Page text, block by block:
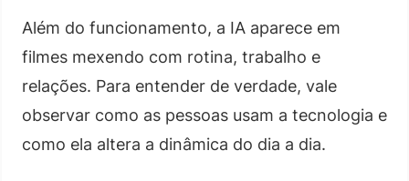
Além do funcionamento, a IA aparece em
filmes mexendo com rotina, trabalho e
relações. Para entender de verdade, vale
observar como as pessoas usam a tecnologia e
como ela altera a dinâmica do dia a dia.